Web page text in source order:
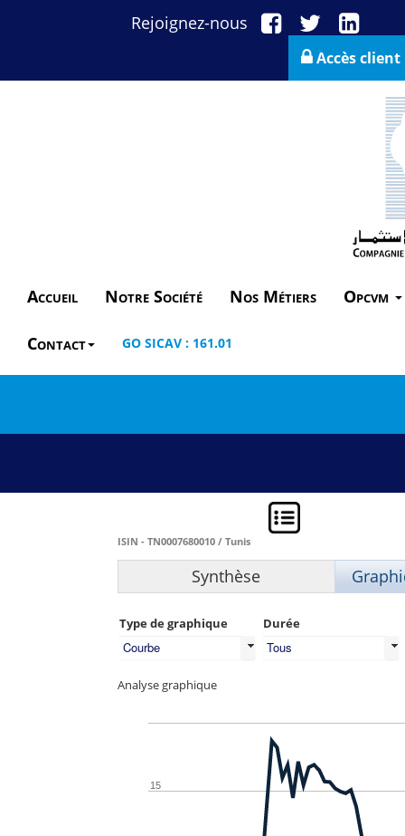
Rejoignez-nous
Accès client
Accueil Notre Société Nos Métiers Opcvm
Contact GO SICAV : 161.01
ISIN - TN0007680010 / Tunis
Synthèse
Type de graphique
Courbe
Durée
Tous
Analyse graphique
15